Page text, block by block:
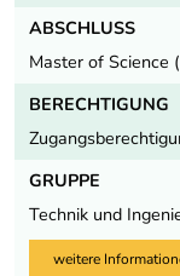
ABSCHLUSS
Master of Science
BERECHTIGUNG
GRUPPE
Technik und
weitere